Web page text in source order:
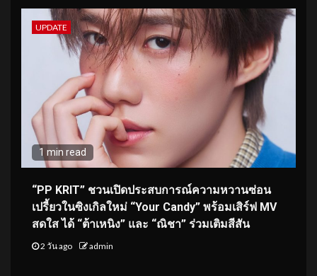
UPDATE
1 min read
“PP KRIT” ชวนเปิดประสบการณ์ความหวานซ่อน
เปรี้ยวในซิงเกิลใหม่ “Your Candy” พร้อมเสิร์ฟ MV
สดใส ได้ “ต้าเหนิง” และ “ณิชา” ร่วมเติมสีสัน
2 วัน ago admin